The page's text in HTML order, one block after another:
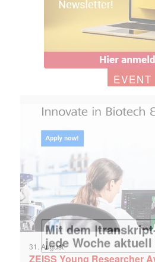
EVENT
31. August
ZEISS Young Researcher